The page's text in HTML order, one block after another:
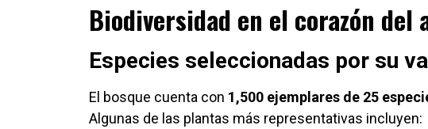
Biodiversidad en el corazón del
Especies seleccionadas por su
El bosque cuenta con 1,500 ejemplares de 25
Algunas de las plantas más representativas incluyen: